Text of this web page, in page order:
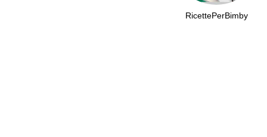
RicettePerBimby